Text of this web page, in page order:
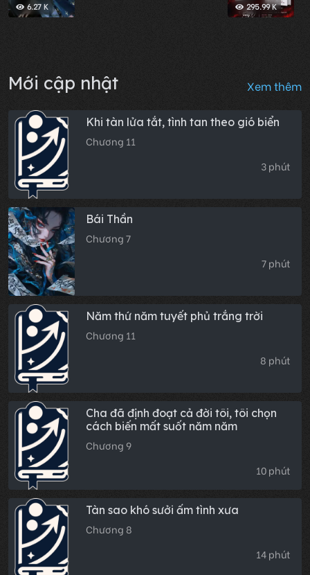
6.27 K 295.99 K
Mới cập nhật Xem thêm
Khi tàn lửa tắt, tình tan theo gió biển
Chương 11
3 phút
Bái Thần
Chương 7
7 phút
Năm thứ năm tuyết phủ trắng trời
Chương 11
8 phút
Cha đã định đoạt cả đời tôi, tôi chọn
cách biến mất suốt năm năm
Chương 9
10 phút
Tàn sao khó sưởi ấm tình xưa
Chương 8
14 phút